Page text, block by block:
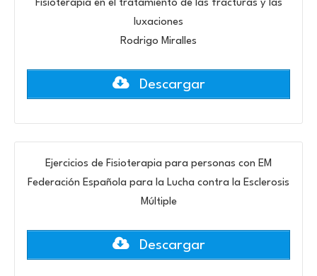
Fisioterapia en el tratamiento de las fracturas y las
luxaciones
Rodrigo Miralles
Descargar
Ejercicios de Fisioterapia para personas con EM
Federación Española para la Lucha contra la Esclerosis
Múltiple
Descargar